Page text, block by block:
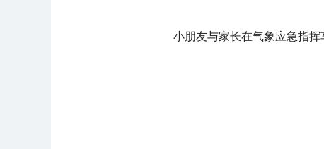
小朋友与家长在气象应急指挥